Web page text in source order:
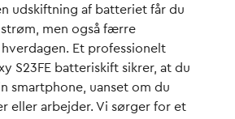
udskiftning af batteriet får du
men også færre
Et professionelt
S23FE batteriskift sikrer, at du
smartphone, uanset om du
eller arbejder. Vi sørger for et